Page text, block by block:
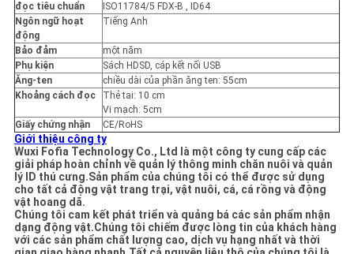
đọc tiêu chuẩn
ISO11784/5 FDX-B , ID64
Ngôn ngữ hoạt
động
Tiếng Anh
Bảo đảm
một năm
Phụ kiện
Sách HDSD, cáp kết nối USB
Ăng-ten
chiều dài của phần ăng ten: 55cm
Khoảng cách đọc
Thẻ tai: 10 cm
Vi mạch: 5cm
Giấy chứng nhận
CE/RoHS
Giới thiệu công ty
Wuxi Fofia Technology Co., Ltd là một công ty cung cấp các
giải pháp hoàn chỉnh về quản lý thông minh chăn nuôi và quản
lý ID thú cưng.Sản phẩm của chúng tôi có thể được sử dụng
cho tất cả động vật trang trại, vật nuôi, cá, cá rồng và động
vật hoang dã.
Chúng tôi cam kết phát triển và quảng bá các sản phẩm nhận
dạng động vật.Chúng tôi chiếm được lòng tin của khách hàng
với các sản phẩm chất lượng cao, dịch vụ hạng nhất và thời